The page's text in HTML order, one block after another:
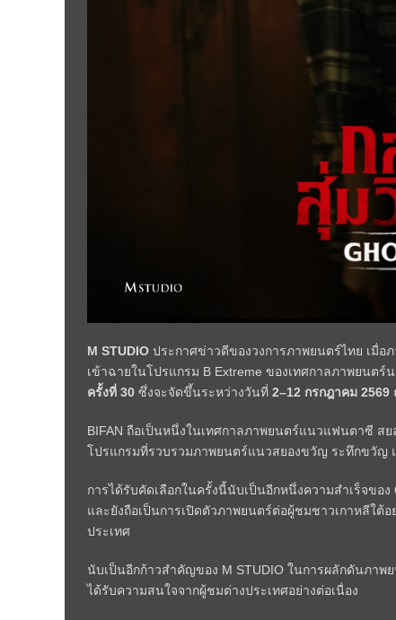
M STUDIO ประกาศข่าวดีของวงการภาพยนตร์ไทย เมื่อ
เข้าฉายในโปรแกรม B Extreme ของเทศกาลภาพยนตร์
ครั้งที่ 30 ซึ่งจะจัดขึ้นระหว่างวันที่ 2–12 กรกฎาคม 2569
BIFAN ถือเป็นหนึ่งในเทศกาลภาพยนตร์แนวแฟนตาซี ส
โปรแกรมที่รวบรวมภาพยนตร์แนวสยองขวัญ ระทึกขวัญ
การได้รับคัดเลือกในครั้งนี้นับเป็นอีกหนึ่งความสำเร็จของ
และยังถือเป็นการเปิดตัวภาพยนตร์ต่อผู้ชมชาวเกาหลีใ
ประเทศ
นับเป็นอีกก้าวสำคัญของ M STUDIO ในการผลักดันภาพ
ได้รับความสนใจจากผู้ชมต่างประเทศอย่างต่อเนื่อง